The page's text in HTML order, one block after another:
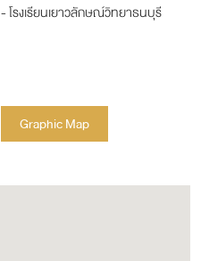
- โรงเรียนเยาวลักษณ์วิทยาธนบุรี
Graphic Map